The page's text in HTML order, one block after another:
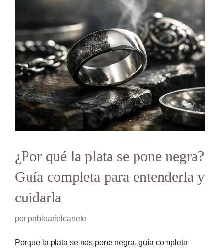
¿Por qué la plata se pone negra?
Guía completa para entenderla y
cuidarla
por pabloarielcanete
Porque la plata se nos pone negra. guía completa